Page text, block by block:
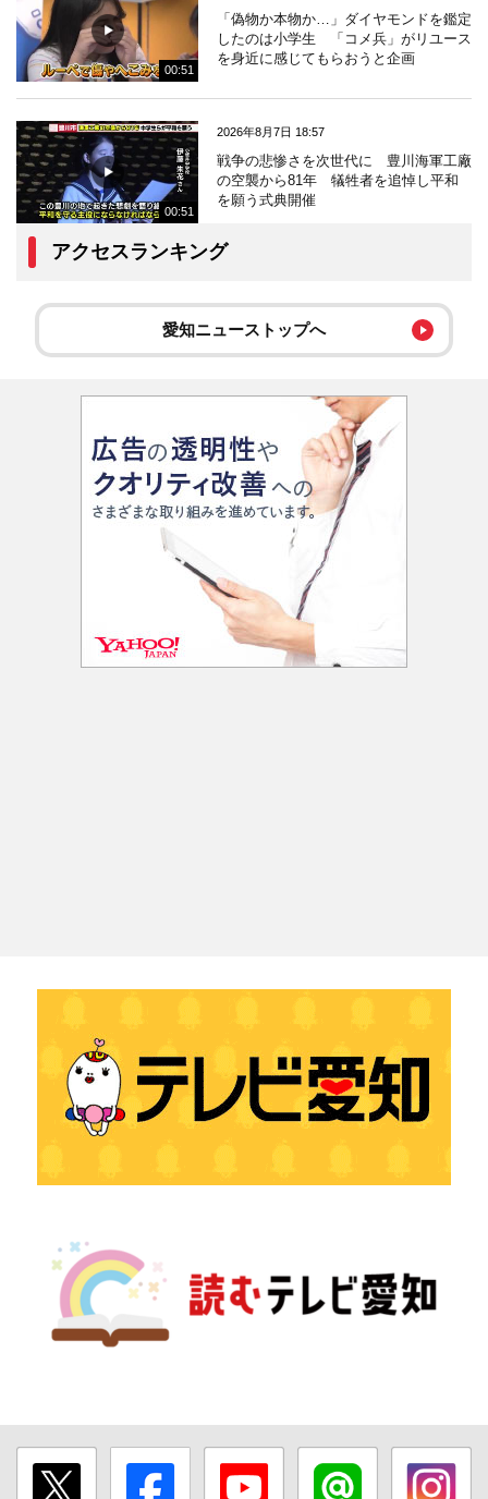
00:51
「偽物か本物か…」ダイヤモンドを鑑定
したのは小学生 「コメ兵」がリユース
を身近に感じてもらおうと企画
00:51
2026年8月7日 18:57
戦争の悲惨さを次世代に 豊川海軍工廠
の空襲から81年 犠牲者を追悼し平和
を願う式典開催
アクセスランキング
愛知ニューストップへ